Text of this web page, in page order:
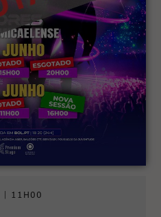
| 11H00